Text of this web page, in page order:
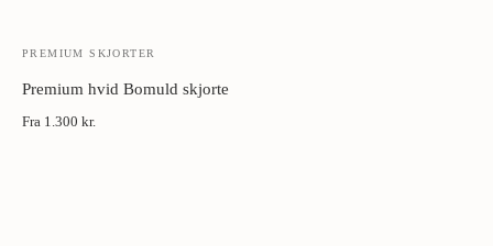
PREMIUM SKJORTER
Premium hvid Bomuld skjorte
Fra 1.300 kr.